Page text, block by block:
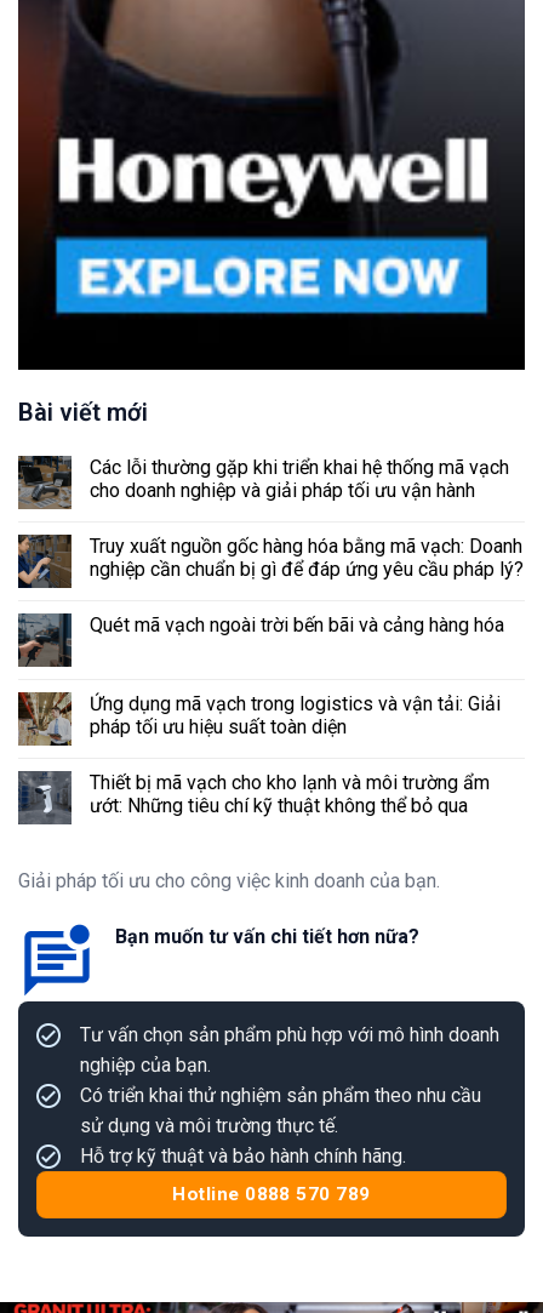
Bài viết mới
Các lỗi thường gặp khi triển khai hệ thống mã vạch
cho doanh nghiệp và giải pháp tối ưu vận hành
Truy xuất nguồn gốc hàng hóa bằng mã vạch: Doanh
nghiệp cần chuẩn bị gì để đáp ứng yêu cầu pháp lý?
Quét mã vạch ngoài trời bến bãi và cảng hàng hóa
Ứng dụng mã vạch trong logistics và vận tải: Giải
pháp tối ưu hiệu suất toàn diện
Thiết bị mã vạch cho kho lạnh và môi trường ẩm
ướt: Những tiêu chí kỹ thuật không thể bỏ qua
Giải pháp tối ưu cho công việc kinh doanh của bạn.
Bạn muốn tư vấn chi tiết hơn nữa?
Tư vấn chọn sản phẩm phù hợp với mô hình doanh
nghiệp của bạn.
Có triển khai thử nghiệm sản phẩm theo nhu cầu
sử dụng và môi trường thực tế.
Hỗ trợ kỹ thuật và bảo hành chính hãng.
Hotline 0888 570 789